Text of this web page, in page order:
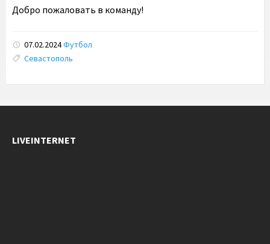
Добро пожаловать в команду!
07.02.2024Футбол
Tags:
Севастополь
LIVEINTERNET